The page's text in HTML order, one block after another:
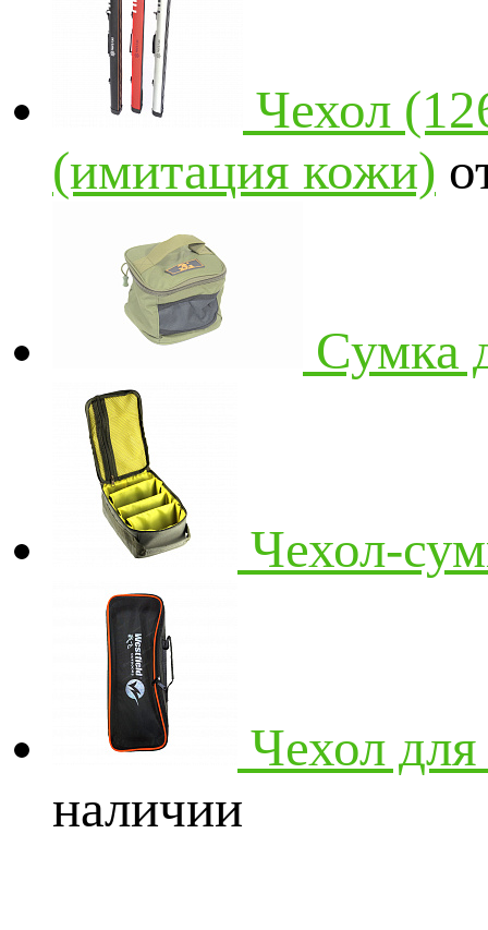
Чехол
(имитация кожи)
Сумка
Чехол-
Чехол
наличии